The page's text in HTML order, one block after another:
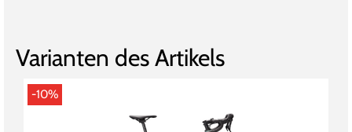
Varianten des Artikels
-10%